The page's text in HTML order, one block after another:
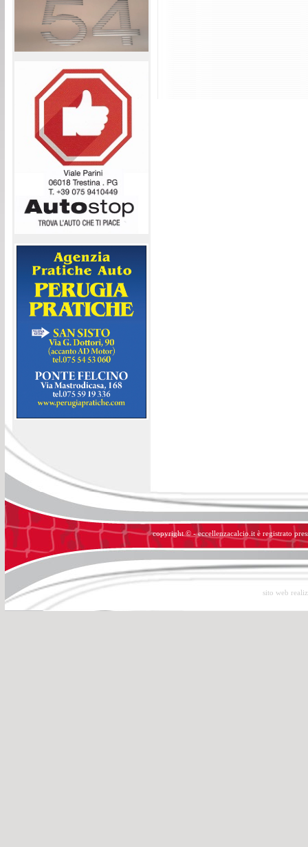
copyright © - eccellenzacalcio.it è registrato
sito web